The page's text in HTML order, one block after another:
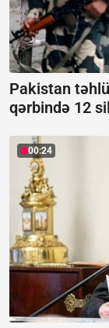
Pakistan
qərbində 12
00:24